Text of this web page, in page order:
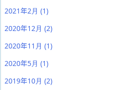
2021年2月 (1)
2020年12月 (2)
2020年11月 (1)
2020年5月 (1)
2019年10月 (2)